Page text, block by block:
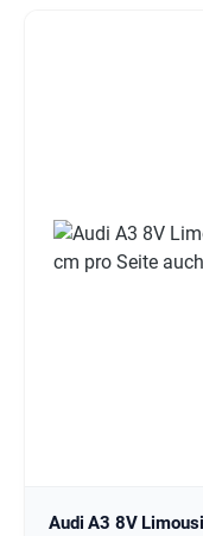
Audi A3 8V Limousine verbreiterte Kotflügel 3 cm pro